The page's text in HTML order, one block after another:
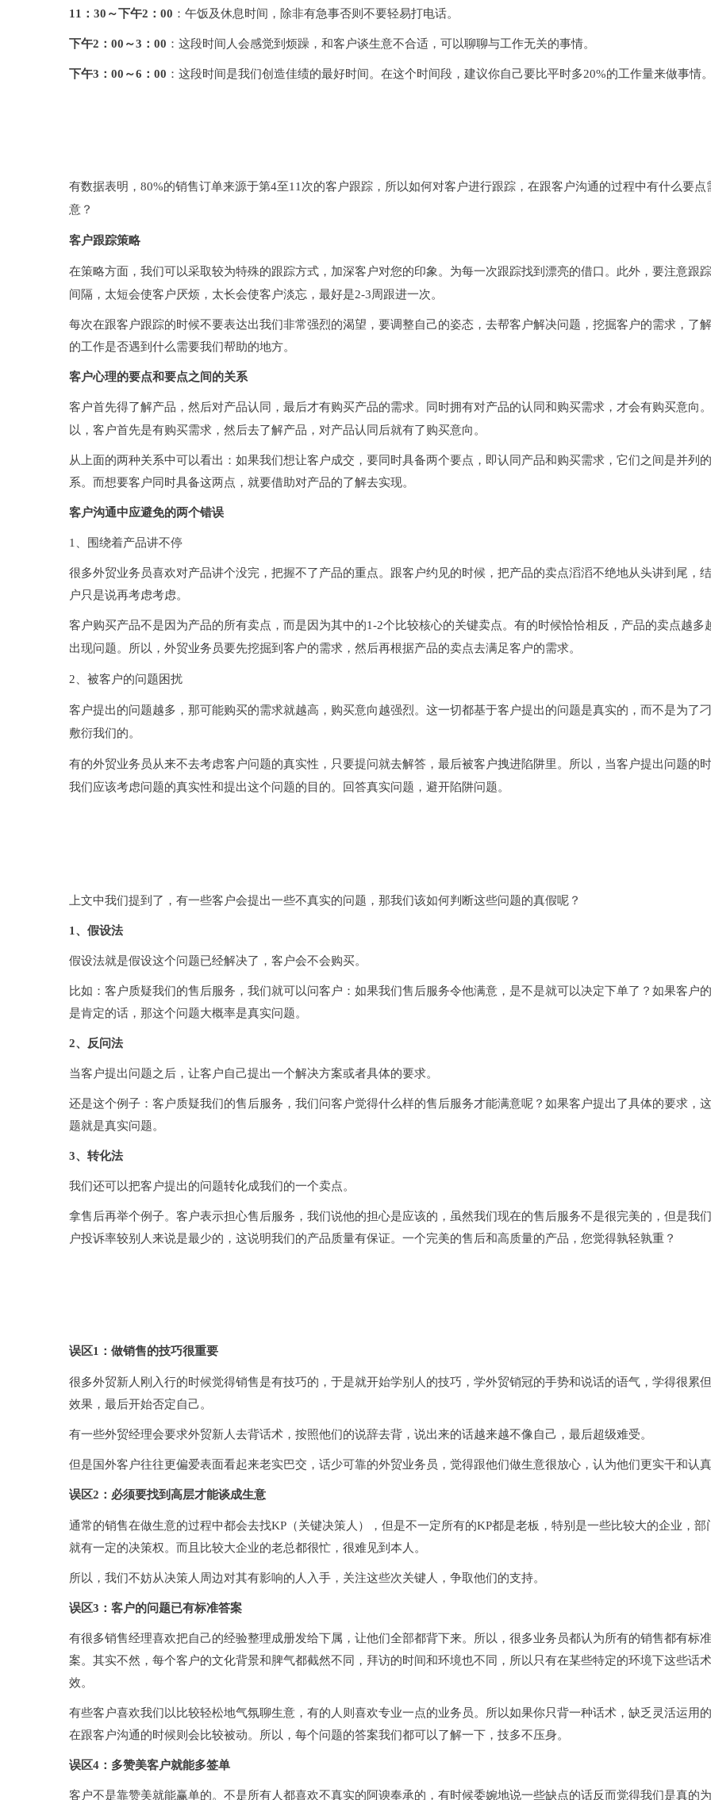
11：30～下午2：00 ：午饭及休息时间，除非有急事否则不要轻易打电话。
下午2：00～3：00 ：这段时间人会感觉到烦躁，和客户谈生意不合适，可以聊聊与工作无关的事情。
下午3：00～6：00 ：这段时间是我们创造佳绩的最好时间。在这个时间段，建议你自己要比平时多20%的工作量来做事情。
有数据表明，80%的销售订单来源于第4至11次的客户跟踪，所以如何对客户进行跟踪，在跟客户沟通的过程中有什么要点
意？
客户跟踪策略
在策略方面，我们可以采取较为特殊的跟踪方式，加深客户对您的印象。为每一次跟踪找到漂亮的借口。此外，要注意跟
间隔，太短会使客户厌烦，太长会使客户淡忘，最好是2-3周跟进一次。
每次在跟客户跟踪的时候不要表达出我们非常强烈的渴望，要调整自己的姿态，去帮客户解决问题，挖掘客户的需求，了
的工作是否遇到什么需要我们帮助的地方。
客户心理的要点和要点之间的关系
客户首先得了解产品，然后对产品认同，最后才有购买产品的需求。同时拥有对产品的认同和购买需求，才会有购买意向。
以，客户首先是有购买需求，然后去了解产品，对产品认同后就有了购买意向。
从上面的两种关系中可以看出：如果我们想让客户成交，要同时具备两个要点，即认同产品和购买需求，它们之间是并列
系。 而想要客户同时具备这两点，就要借助对产品的了解去实现。
客户沟通中应避免的两个错误
1、围绕着产品讲不停
很多外贸业务员喜欢对产品讲个没完，把握不了产品的重点。跟客户约见的时候，把产品的卖点滔滔不绝地从头讲到尾，
户只是说再考虑考虑。
客户购买产品不是因为产品的所有卖点，而是因为其中的1-2个比较核心的关键卖点。有的时候恰恰相反，产品的卖点越多
出现问题。所以，外贸业务员要先挖掘到客户的需求，然后再根据产品的卖点去满足客户的需求。
2、被客户的问题困扰
客户提出的问题越多，那可能购买的需求就越高，购买意向越强烈。这一切都基于客户提出的问题是真实的，而不是为了
敷衍我们的。
有的外贸业务员从来不去考虑客户问题的真实性，只要提问就去解答，最后被客户拽进陷阱里。所以，当客户提出问题的时
我们应该考虑问题的真实性和提出这个问题的目的。回答真实问题，避开陷阱问题。
上文中我们提到了，有一些客户会提出一些不真实的问题，那我们该如何判断这些问题的真假呢？
1、假设法
假设法就是假设这个问题已经解决了，客户会不会购买。
比如： 客户质疑我们的售后服务，我们就可以问客户：如果我们售后服务令他满意，是不是就可以决定下单了？如果客户
是肯定的话，那这个问题大概率是真实问题。
2、反问法
当客户提出问题之后，让客户自己提出一个解决方案或者具体的要求。
还是这个例子：客户质疑我们的售后服务，我们问客户觉得什么样的售后服务才能满意呢？如果客户提出了具体的要求，
题就是真实问题。
3、 转化法
我们还可以把客户提出的问题转化成我们的一个卖点。
拿售后再举个例子。客户表示担心售后服务，我们说他的担心是应该的，虽然我们现在的售后服务不是很完美的，但是我
户投诉率较别人来说是最少的，这说明我们的产品质量有保证。一个完美的售后和高质量的产品，您觉得孰轻孰重？
误区1：做销售的技巧很重要
很多外贸新人刚入行的时候觉得销售是有技巧的，于是就开始学别人的技巧，学外贸销冠的手势和说话的语气，学得很累
效果，最后开始否定自己。
有一些外贸经理会要求外贸新人去背话术，按照他们的说辞去背，说出来的话越来越不像自己，最后超级难受。
但是国外客户往往更偏爱表面看起来老实巴交，话少可靠的外贸业务员，觉得跟他们做生意很放心，认为他们更实干和认真
误区2：必须要找到高层才能谈成生意
通常的销售在做生意的过程中都会去找KP（关键决策人），但是不一定所有的KP都是老板，特别是一些比较大的企业，部
就有一定的决策权。而且比较大企业的老总都很忙，很难见到本人。
所以，我们不妨从决策人周边对其有影响的人入手，关注这些次关键人，争取他们的支持。
误区3：客户的问题已有标准答案
有很多销售经理喜欢把自己的经验整理成册发给下属，让他们全部都背下来。所以，很多业务员都认为所有的销售都有标
案。其实不然，每个客户的文化背景和脾气都截然不同，拜访的时间和环境也不同，所以只有在某些特定的环境下这些话
效。
有些客户喜欢我们以比较轻松地气氛聊生意，有的人则喜欢专业一点的业务员。所以如果你只背一种话术，缺乏灵活运用的
在跟客户沟通的时候则会比较被动。所以，每个问题的答案我们都可以了解一下，技多不压身。
误区4： 多赞美客户就能多签单
客户不是靠赞美就能赢单的。不是所有人都喜欢不真实的阿谀奉承的，有时候委婉地说一些缺点的话反而觉得我们是真的